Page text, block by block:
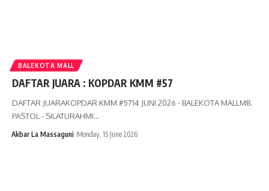
BALEKOTA MALL
DAFTAR JUARA : KOPDAR KMM #57
DAFTAR JUARAKOPDAR KMM #5714 JUNI 2026 - BALEKOTA MALLMB.
PASTOL - SILATURAHMI…
Akbar La Massaguni Monday, 15 June 2026